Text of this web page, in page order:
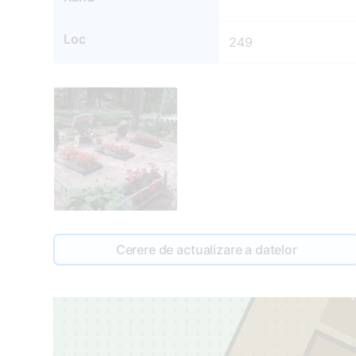
Loc 249
Cerere de actualizare a datelor